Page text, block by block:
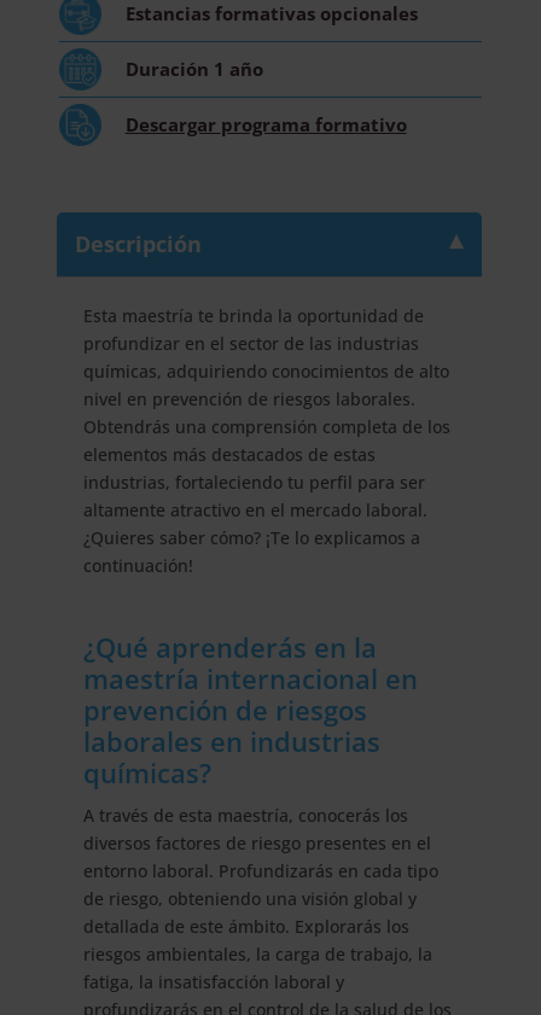
Acreditado
Apostilla
Estancias formativas opcionales
Duración 1 año
Descargar programa formativo
Descripción
Esta maestría te brinda la oportunidad de
profundizar en el sector de las industrias
químicas, adquiriendo conocimientos de alto
nivel en prevención de riesgos laborales.
Obtendrás una comprensión completa de los
elementos más destacados de estas
industrias, fortaleciendo tu perfil para ser
altamente atractivo en el mercado laboral.
¿Quieres saber cómo? ¡Te lo explicamos a
continuación!
¿Qué aprenderás en la
maestría internacional en
prevención de riesgos
laborales en industrias
químicas?
A través de esta maestría, conocerás los
diversos factores de riesgo presentes en el
entorno laboral. Profundizarás en cada tipo
de riesgo, obteniendo una visión global y
detallada de este ámbito. Explorarás los
riesgos ambientales, la carga de trabajo, la
fatiga, la insatisfacción laboral y
profundizarás en el control de la salud de los